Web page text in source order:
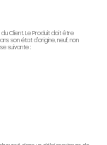
Client. Le Produit doit être
son état d’origine, neuf, non
suivante :